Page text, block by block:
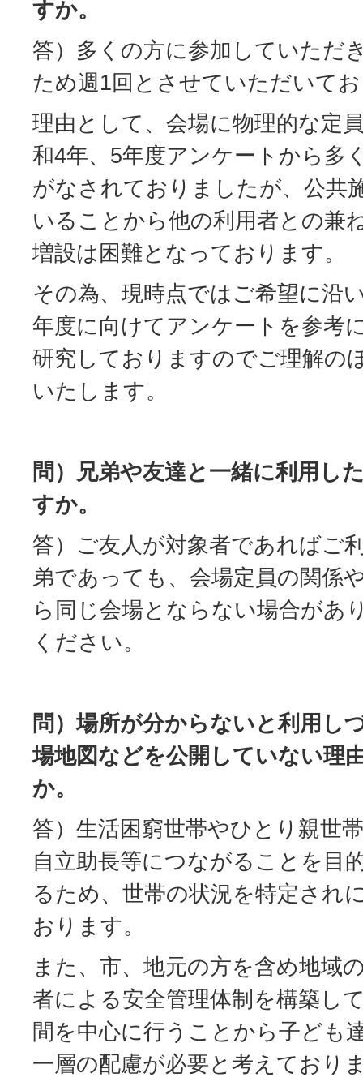
すか。
答）多くの方に参加していただ
ため週1回とさせていただいて
理由として、会場に物理的な定
和4年、5年度アンケートから多
がなされておりましたが、公共
いることから他の利用者との兼
増設は困難となっております。
その為、現時点ではご希望に沿
年度に向けてアンケートを参考
研究しておりますのでご理解の
いたします。
問）兄弟や友達と一緒に利用し
すか。
答）ご友人が対象者であればご
弟であっても、会場定員の関係
ら同じ会場とならない場合があ
ください。
問）場所が分からないと利用し
場地図などを公開していない理
か。
答）生活困窮世帯やひとり親世
自立助長等につながることを目
るため、世帯の状況を特定され
おります。
また、市、地元の方を含め地域
者による安全管理体制を構築し
間を中心に行うことから子ども
一層の配慮が必要と考えており